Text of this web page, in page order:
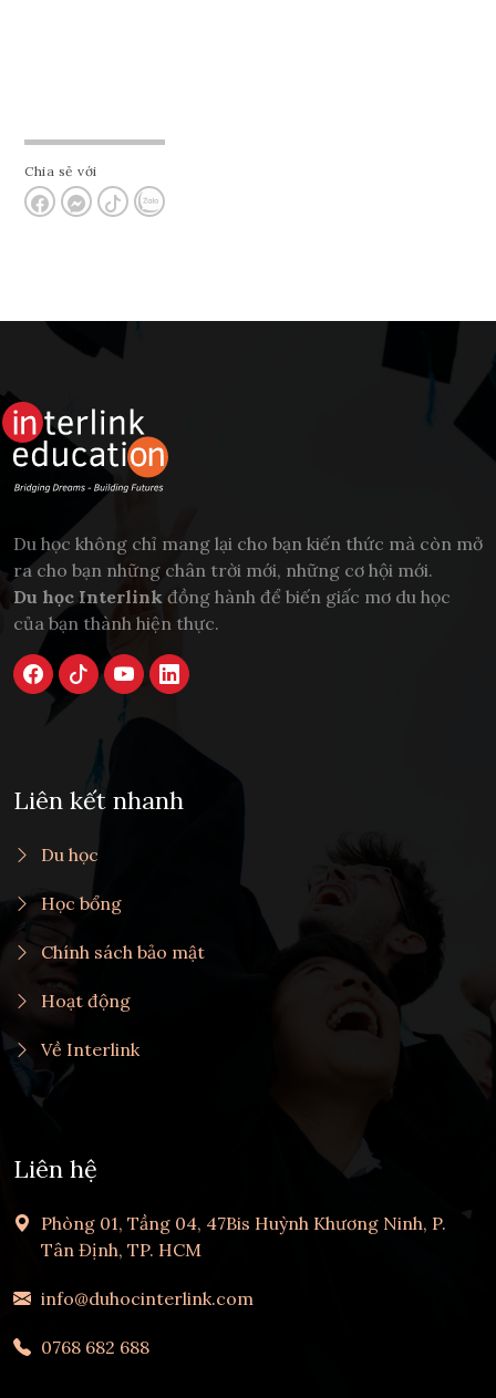
Chia sẻ với
Du học không chỉ mang lại cho bạn kiến thức mà còn mở
ra cho bạn những chân trời mới, những cơ hội mới.
Du học Interlink đồng hành để biến giấc mơ du học
của bạn thành hiện thực.
Liên kết nhanh
Du học
Học bổng
Chính sách bảo mật
Hoạt động
Về Interlink
Liên hệ
Phòng 01, Tầng 04, 47Bis Huỳnh Khương Ninh, P.
Tân Định, TP. HCM
info@duhocinterlink.com
0768 682 688